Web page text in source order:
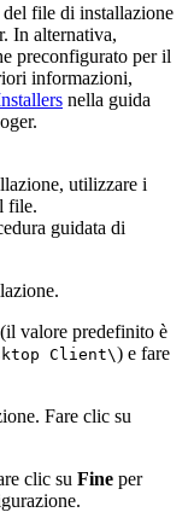
file di installazione
In alternativa,
preconfigurato per il
informazioni,
nella guida
utilizzare i
file.
guidata di
valore predefinito è
Client\) e fare
Fare clic su
clic su Fine per